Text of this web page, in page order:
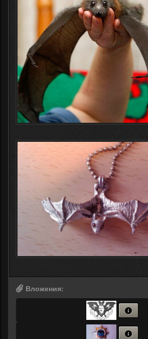
Вложения: